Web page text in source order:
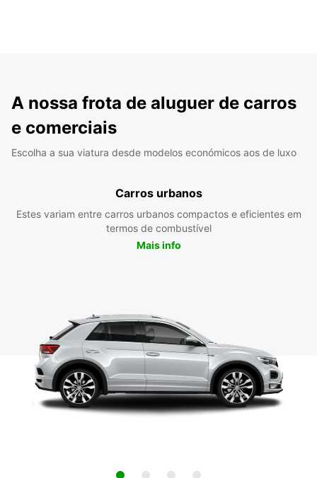
A nossa frota de aluguer de carros
e comerciais
Escolha a sua viatura desde modelos económicos aos de luxo
Carros urbanos
Estes variam entre carros urbanos compactos e eficientes em
termos de combustível
Mais info